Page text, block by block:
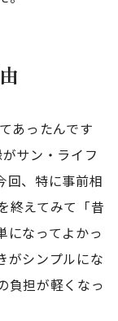
あったんです
サン・ライフ
回、特に事前相
終えてみて「昔
になってよかっ
がシンプルにな
負担が軽くなっ